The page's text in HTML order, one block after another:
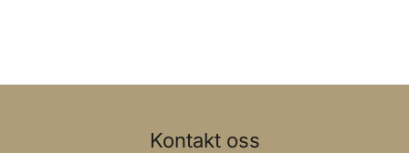
Kontakt oss